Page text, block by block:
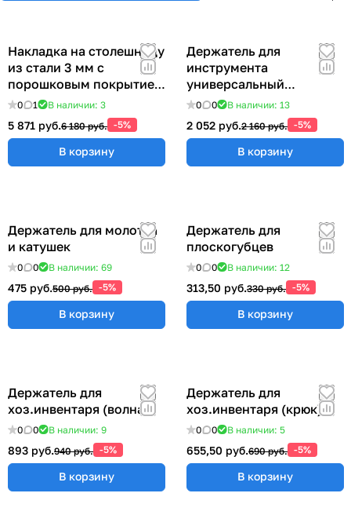
Накладка на столешницу
из стали 3 мм с
порошковым покрытием
(ширина 800 мм) ER-
0 1 В наличии: 3
5 871 руб.6 180 руб. -5%
В корзину
Держатель для
инструмента
универсальный
57x383x185 мм ER-
0 0 В наличии: 13
2 052 руб.2 160 руб. -5%
В корзину
Держатель для молотка
и катушек
0 0 В наличии: 69
475 руб.500 руб. -5%
В корзину
Держатель для
плоскогубцев
0 0 В наличии: 12
313,50 руб.330 руб. -5%
В корзину
Держатель для
хоз.инвентаря (волна)
0 0 В наличии: 9
893 руб.940 руб. -5%
В корзину
Держатель для
хоз.инвентаря (крюк)
0 0 В наличии: 5
655,50 руб.690 руб. -5%
В корзину